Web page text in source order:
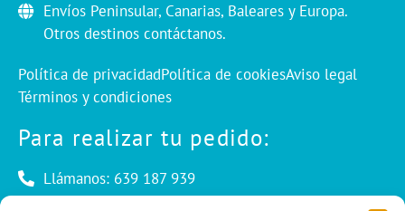
Envíos Peninsular, Canarias, Baleares y Europa.
Otros destinos contáctanos.
Política de privacidadPolítica de cookiesAviso legal
Términos y condiciones
Para realizar tu pedido:
Llámanos: 639 187 939